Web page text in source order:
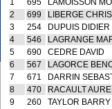
1
695
LAMOISSON
2
699
LIBERGE
3
254
DUPUIS DIDIER
4
546
LAGRANGE
5
690
CEDRE DAVID
6
567
LAGORCE
7
671
DARRIN
8
470
RACAULT
9
260
TAYLOR BARRY